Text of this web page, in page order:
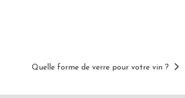
Quelle forme de verre pour votre vin ?